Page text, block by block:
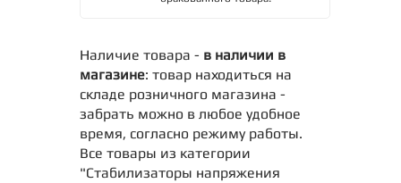
Наличие товара - в наличии в
магазине: товар находиться на
складе розничного магазина -
забрать можно в любое удобное
время, согласно режиму работы.
Все товары из категории
"Стабилизаторы напряжения